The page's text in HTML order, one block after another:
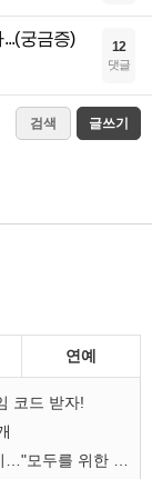
궁금증) 12
댓글
검색 글쓰기
연예
코드 받자!